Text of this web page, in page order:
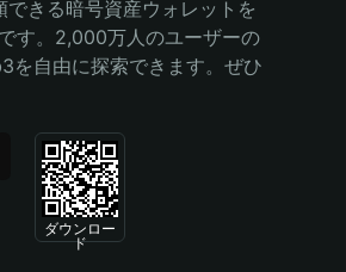
きる暗号資産ウォレットを
す。2,000万人のユーザーの
自由に探索できます。ぜひ
ダウンロー
ド